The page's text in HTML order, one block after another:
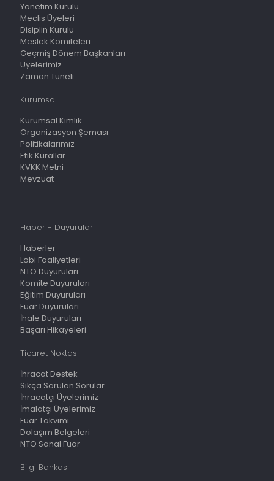
Yönetim Kurulu
Meclis Üyeleri
Disiplin Kurulu
Meslek Komiteleri
Geçmiş Dönem Başkanları
Üyelerimiz
Zaman Tüneli
Kurumsal
Kurumsal Kimlik
Organizasyon Şeması
Politikalarımız
Etik Kurallar
KVKK Metni
Mevzuat
Haber - Duyurular
Haberler
Lobi Faaliyetleri
NTO Duyuruları
Komite Duyuruları
Eğitim Duyuruları
Fuar Duyuruları
İhale Duyuruları
Başarı Hikayeleri
Ticaret Noktası
İhracat Destek
Sıkça Sorulan Sorular
İhracatçı Üyelerimiz
İmalatçı Üyelerimiz
Fuar Takvimi
Dolaşım Belgeleri
NTO Sanal Fuar
Bilgi Bankası